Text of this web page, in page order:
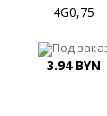
4G0,75
Под
3.94 BYN